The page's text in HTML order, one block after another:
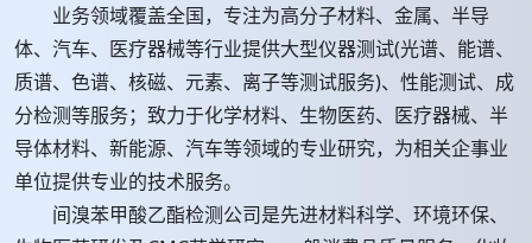
业务领域覆盖全国，专注为高分子材料、金属、半导
体、汽车、医疗器械等行业提供大型仪器测试(光谱、能谱、
质谱、色谱、核磁、元素、离子等测试服务)、性能测试、成
分检测等服务；致力于化学材料、生物医药、医疗器械、半
导体材料、新能源、汽车等领域的专业研究，为相关企事业
单位提供专业的技术服务。
间溴苯甲酸乙酯检测公司是先进材料科学、环境环保、